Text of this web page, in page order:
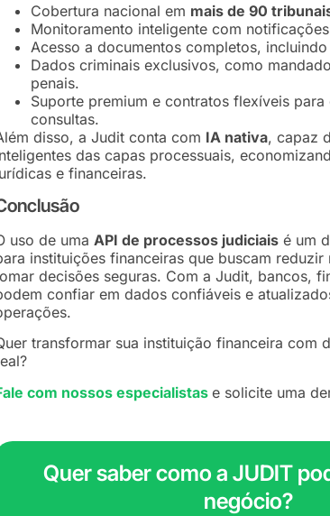
Cobertura nacional em mais de 90
Monitoramento inteligente com
Acesso a documentos completos,
Dados criminais exclusivos, como
penais.
Suporte premium e contratos flexíveis
consultas.
disso, a Judit conta com IA nativa, capaz
das capas processuais,
e financeiras.
uso de uma API de processos judiciais é um
instituições financeiras que buscam
decisões seguras. Com a Judit, bancos,
confiar em dados confiáveis e
transformar sua instituição financeira com
com nossos especialistas e solicite uma
Quer saber como a JUDIT
negócio?